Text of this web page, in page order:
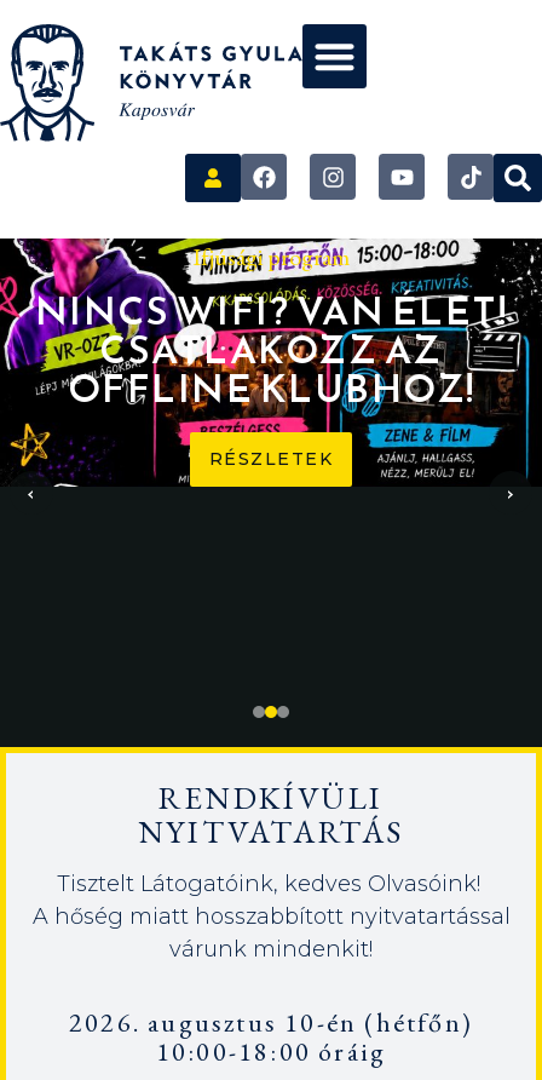
Ifjúsági program
NINCS WIFI? VAN ÉLET!
CSATLAKOZZ AZ
OFFLINE KLUBHOZ!
RÉSZLETEK
‹ ›
RENDKÍVÜLI
NYITVATARTÁS
Tisztelt Látogatóink, kedves Olvasóink!
A hőség miatt hosszabbított nyitvatartással
várunk mindenkit!
2026. augusztus 10-én (hétfőn)
10:00-18:00 óráig